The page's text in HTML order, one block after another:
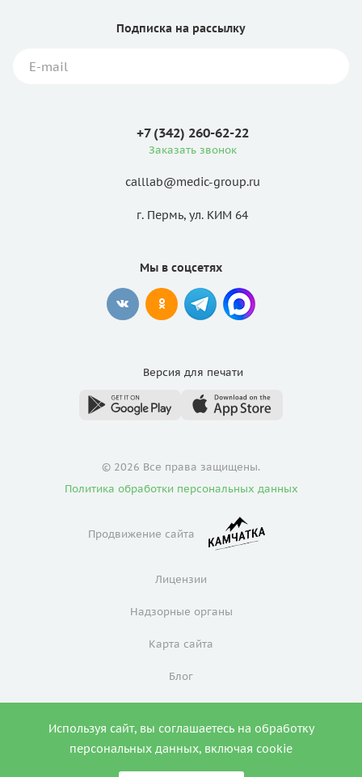
Используя сайт, вы соглашаетесь на обработку
персональных данных, включая cookie
Подписка на рассылку
+7 (342) 260-62-22
Заказать звонок
calllab@medic-group.ru
г. Пермь, ул. КИМ 64
Мы в соцсетях
Версия для печати
© 2026 Все права защищены.
Политика обработки персональных данных
Продвижение сайта
Лицензии
Надзорные органы
Карта сайта
Блог